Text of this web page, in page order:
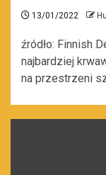
13/01/2022
źródło: Finnish
najbardziej
na przestrzeni